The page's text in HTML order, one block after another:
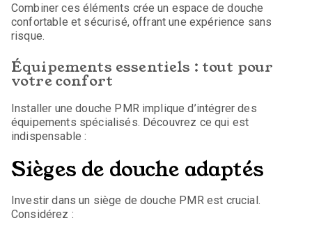
Combiner ces éléments crée un espace de douche
confortable et sécurisé, offrant une expérience sans
risque.
Équipements essentiels : tout pour
votre confort
Installer une douche PMR implique d’intégrer des
équipements spécialisés. Découvrez ce qui est
indispensable :
Sièges de douche adaptés
Investir dans un siège de douche PMR est crucial.
Considérez :